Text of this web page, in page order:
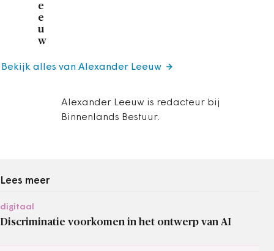
e
e
u
w
Alexander Leeuw is redacteur bij
Binnenlands Bestuur.
Bekijk alles van Alexander Leeuw
Lees meer
digitaal
Discriminatie voorkomen in het ontwerp van AI